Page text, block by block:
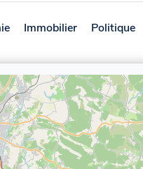
Immobilier Politique